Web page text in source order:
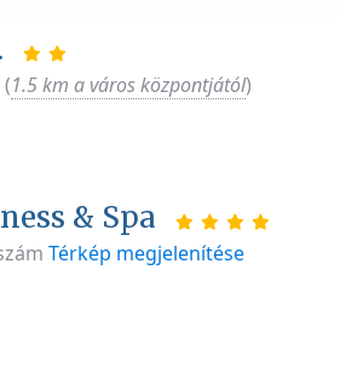
(1.5 km a város központjától)
& Spa
Térkép megjelenítése